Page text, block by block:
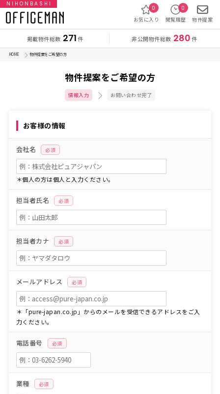
NIHONBASHI
掲載物件総数 271 件 非公開物件総数 280 件
お気に入り
0
閲覧履歴
0
物件提案
HOME 物件提案をご希望の方
物件提案をご希望の方
情報入力 お問い合わせ完了
お客様の情報
会社名 必須
＊個人の方は個人と入力ください。
担当者氏名 必須
担当者カナ 必須
メールアドレス 必須
＊「pure-japan.co.jp」からのメールを受信できるアドレスをご入
力ください。
電話番号 必須
業種 必須